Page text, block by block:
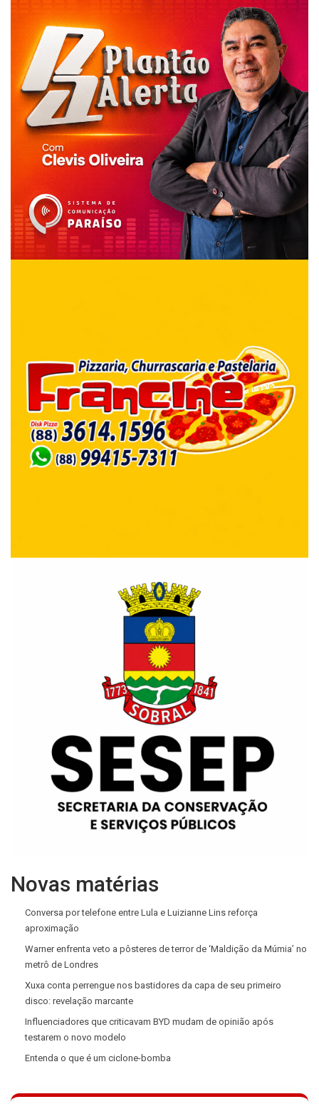
Novas matérias
Conversa por telefone entre Lula e Luizianne Lins reforça
aproximação
Warner enfrenta veto a pôsteres de terror de ‘Maldição da Múmia’ no
metrô de Londres
Xuxa conta perrengue nos bastidores da capa de seu primeiro
disco: revelação marcante
Influenciadores que criticavam BYD mudam de opinião após
testarem o novo modelo
Entenda o que é um ciclone-bomba